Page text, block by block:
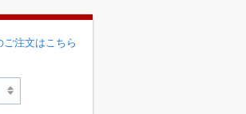
注文はこちら